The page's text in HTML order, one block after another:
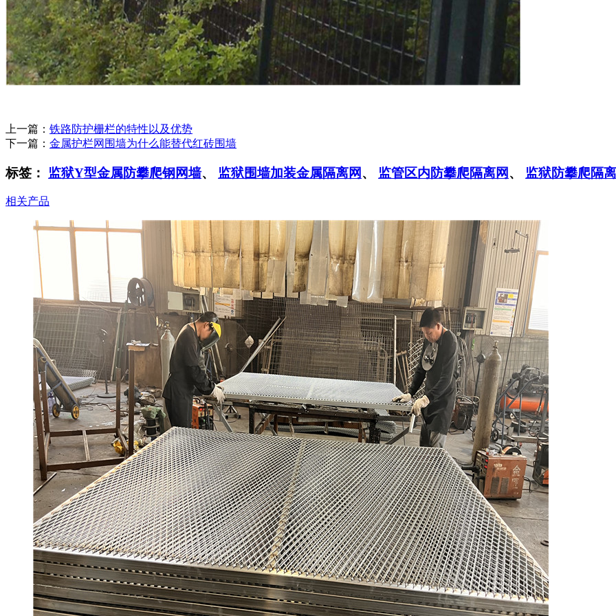
上一篇： 铁路防护栅栏的特性以及优势
下一篇： 金属护栏网围墙为什么能替代红砖围墙
标签： 监狱Y型金属防攀爬钢网墙、 监狱围墙加装金属隔离网 、 监管区内防攀爬隔离网 、 监狱防攀爬隔
相关产品